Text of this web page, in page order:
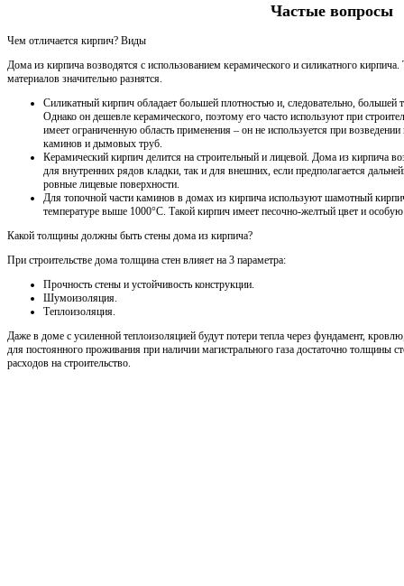
Частые вопросы
Чем отличается кирпич? Виды
Дома из кирпича возводятся с использованием керамического и силикатного
материалов значительно разнятся.
Силикатный кирпич обладает большей плотностью и, следовательно,
Однако он дешевле керамического, поэтому его часто используют при
имеет ограниченную область применения – он не используется при
каминов и дымовых труб.
Керамический кирпич делится на строительный и лицевой. Дома из кирпича
для внутренних рядов кладки, так и для внешних, если предполагается
ровные лицевые поверхности.
Для топочной части каминов в домах из кирпича используют шамотный
температуре выше 1000°С. Такой кирпич имеет песочно-желтый цвет и особую
Какой толщины должны быть стены дома из кирпича?
При строительстве дома толщина стен влияет на 3 параметра:
Прочность стены и устойчивость конструкции.
Шумоизоляция.
Теплоизоляция.
Даже в доме с усиленной теплоизоляцией будут потери тепла через фундамент,
для постоянного проживания при наличии магистрального газа достаточно толщины
расходов на строительство.